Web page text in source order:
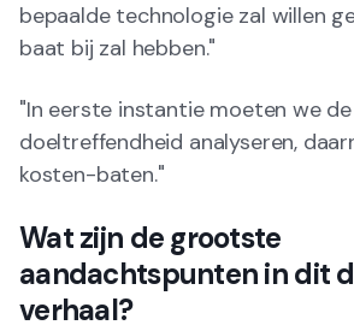
bepaalde technologie zal willen
baat bij zal hebben."
"In eerste instantie moeten we de
doeltreffendheid analyseren,
kosten-baten."
Wat zijn de grootste
aandachtspunten in dit
verhaal?